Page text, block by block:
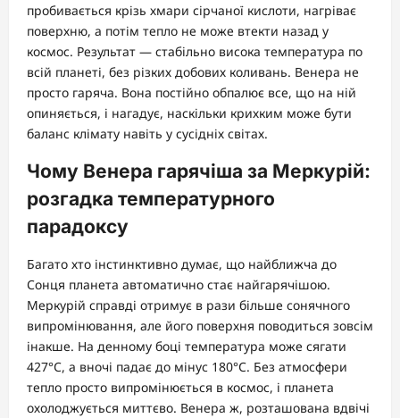
пробивається крізь хмари сірчаної кислоти, нагріває
поверхню, а потім тепло не може втекти назад у
космос. Результат — стабільно висока температура по
всій планеті, без різких добових коливань. Венера не
просто гаряча. Вона постійно обпалює все, що на ній
опиняється, і нагадує, наскільки крихким може бути
баланс клімату навіть у сусідніх світах.
Чому Венера гарячіша за Меркурій:
розгадка температурного
парадоксу
Багато хто інстинктивно думає, що найближча до
Сонця планета автоматично стає найгарячішою.
Меркурій справді отримує в рази більше сонячного
випромінювання, але його поверхня поводиться зовсім
інакше. На денному боці температура може сягати
427°C, а вночі падає до мінус 180°C. Без атмосфери
тепло просто випромінюється в космос, і планета
охолоджується миттєво. Венера ж, розташована вдвічі